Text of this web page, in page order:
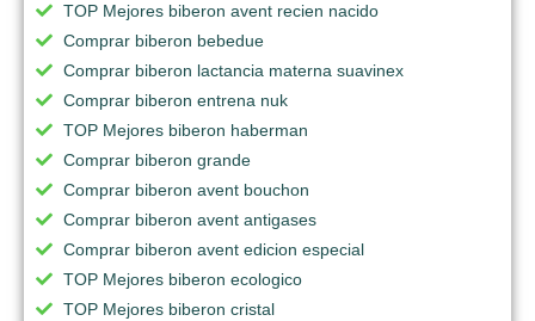
TOP Mejores biberon avent recien nacido
Comprar biberon bebedue
Comprar biberon lactancia materna suavinex
Comprar biberon entrena nuk
TOP Mejores biberon haberman
Comprar biberon grande
Comprar biberon avent bouchon
Comprar biberon avent antigases
Comprar biberon avent edicion especial
TOP Mejores biberon ecologico
TOP Mejores biberon cristal